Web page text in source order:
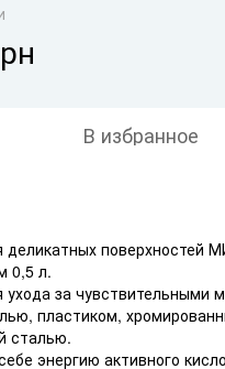
В избранное
деликатных поверхностей
0,5 л.
за чувствительными
пластиком,
сталью.
энергию активного